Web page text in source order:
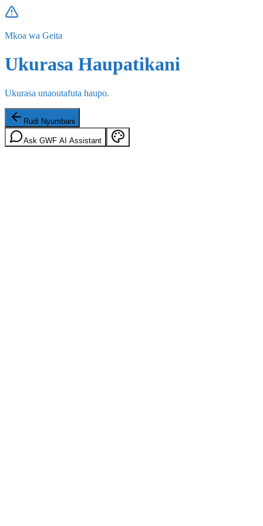
Mkoa wa Geita
Ukurasa Haupatikani
Ukurasa unaoutafuta haupo.
Rudi Nyumbani
Ask GWF AI Assistant